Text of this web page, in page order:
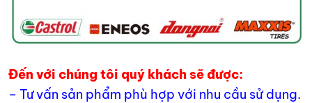
Đến với chúng tôi quý khách sẽ được:
– Tư vấn sản phẩm phù hợp với nhu cầu sử dụng.